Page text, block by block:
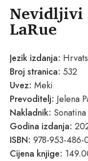
Nevidljivi
LaRue
Jezik izdanja:
Broj stranica: 532
Uvez: Meki
Prevoditelj: Jelena
Nakladnik: Sonatina
Godina izdanja:
ISBN: 978-953-486-
Cijena knjige: